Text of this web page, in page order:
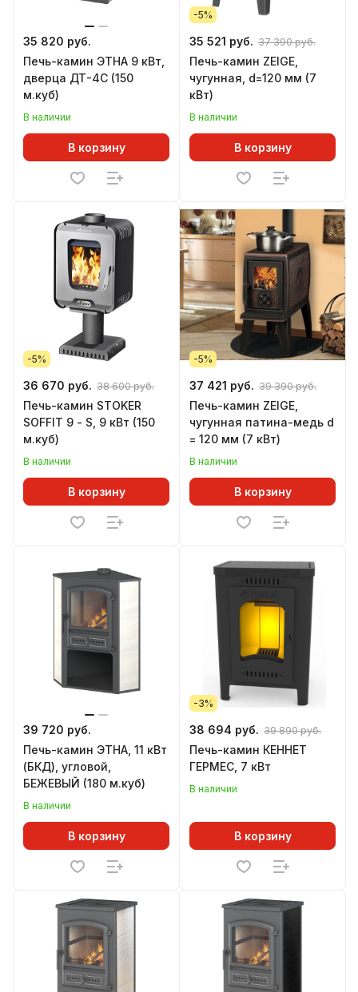
35 820 руб.
Печь-камин ЭТНА 9 кВт,
дверца ДТ-4С (150
м.куб)
В наличии
В корзину
-5%
35 521 руб. 37 390 руб.
Печь-камин ZEIGE,
чугунная, d=120 мм (7
кВт)
В наличии
В корзину
-5%
36 670 руб. 38 600 руб.
Печь-камин STOKER
SOFFIT 9 - S, 9 кВт (150
м.куб)
В наличии
В корзину
-5%
37 421 руб. 39 390 руб.
Печь-камин ZEIGE,
чугунная патина-медь d
= 120 мм (7 кВт)
В наличии
В корзину
39 720 руб.
Печь-камин ЭТНА, 11 кВт
(БКД), угловой,
БЕЖЕВЫЙ (180 м.куб)
В наличии
В корзину
-3%
38 694 руб. 39 890 руб.
Печь-камин КЕННЕТ
ГЕРМЕС, 7 кВт
В наличии
В корзину